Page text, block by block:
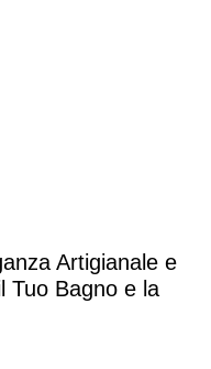
Artigianale e
Tuo Bagno e la